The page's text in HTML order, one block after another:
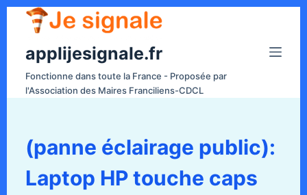
applijesignale.fr
Fonctionne dans toute la France - Proposée par
l'Association des Maires Franciliens-CDCL
(panne éclairage public):
Laptop HP touche caps